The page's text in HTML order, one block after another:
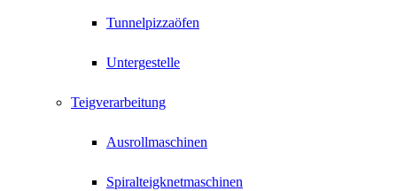
Tunnelpizzaöfen
Untergestelle
Teigverarbeitung
Ausrollmaschinen
Spiralteigknetmaschinen